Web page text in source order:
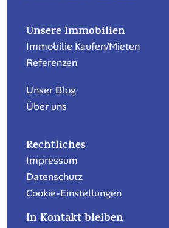
Unsere Immobilien
Immobilie Kaufen/Mieten
Referenzen
Unser Blog
Über uns
Rechtliches
Impressum
Datenschutz
Cookie-Einstellungen
In Kontakt bleiben